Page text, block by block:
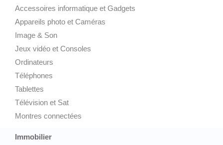
Accessoires informatique et Gadgets
Appareils photo et Caméras
Image & Son
Jeux vidéo et Consoles
Ordinateurs
Téléphones
Tablettes
Télévision et Sat
Montres connectées
Immobilier